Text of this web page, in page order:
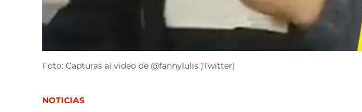
Foto: Capturas al video de @fannylulis )Twitter)
POSTED
NOTICIAS